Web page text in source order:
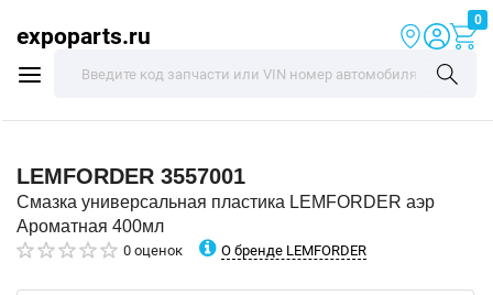
expoparts.ru
0
LEMFORDER 3557001
Смазка универсальная пластика LEMFORDER аэр
Ароматная 400мл
0 оценок О бренде LEMFORDER